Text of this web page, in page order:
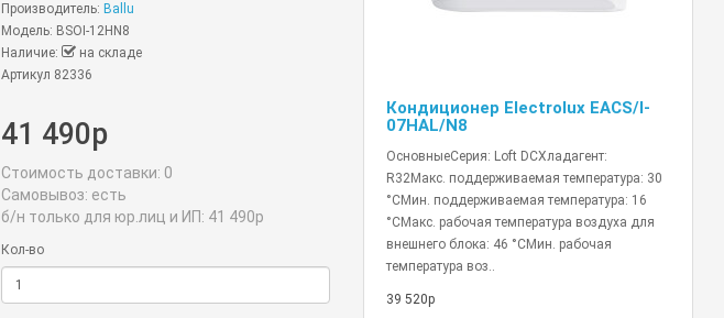
Производитель: Ballu
Модель: BSOI-12HN8
Наличие:
на складе
Артикул 82336
41 490р
Стоимость доставки: 0
Самовывоз: есть
б/н только для юр.лиц и ИП: 41 490р
Кол-во
Кондиционер Electrolux EACS/I-
07HAL/N8
ОсновныеСерия: Loft DCХладагент:
R32Макс. поддерживаемая температура: 30
°СМин. поддерживаемая температура: 16
°СМакс. рабочая температура воздуха для
внешнего блока: 46 °СМин. рабочая
температура воз..
39 520р